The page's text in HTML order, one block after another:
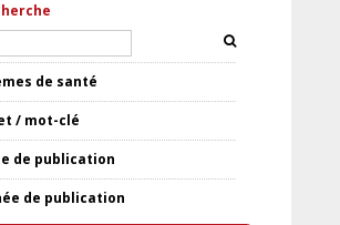
de santé
/ mot-clé
de publication
de publication